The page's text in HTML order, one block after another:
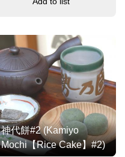
神代餅#2 (Kamiyo
Mochi【Rice Cake】#2)